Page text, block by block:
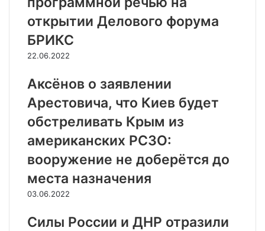
открытии Делового форума
БРИКС
22.06.2022
Аксёнов о заявлении
Арестовича, что Киев будет
обстреливать Крым из
американских РСЗО:
вооружение не доберётся до
места назначения
03.06.2022
Силы России и ДНР отразили